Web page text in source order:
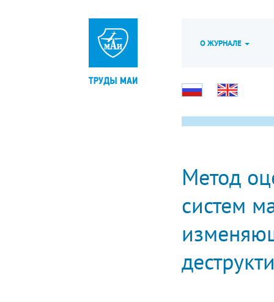
О ЖУРНАЛЕ
Метод
систем